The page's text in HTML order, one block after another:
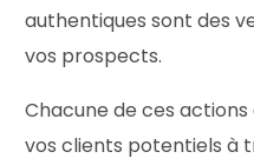
authentiques sont des
vos prospects.
Chacune de ces actions
vos clients potentiels à